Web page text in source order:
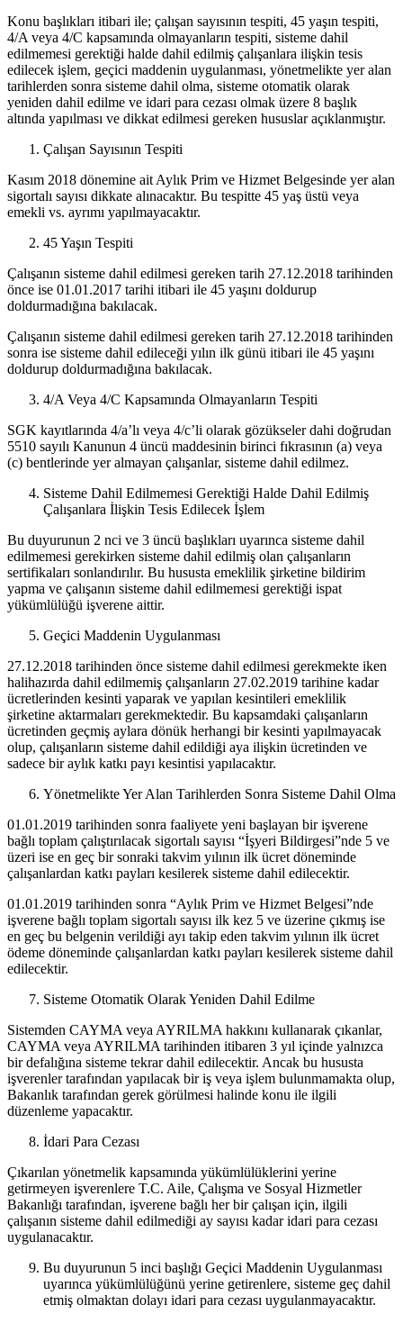
Konu başlıkları itibari ile; çalışan sayısının tespiti, 45 yaşın tespiti,
4/A veya 4/C kapsamında olmayanların tespiti, sisteme dahil
edilmemesi gerektiği halde dahil edilmiş çalışanlara ilişkin tesis
edilecek işlem, geçici maddenin uygulanması, yönetmelikte yer alan
tarihlerden sonra sisteme dahil olma, sisteme otomatik olarak
yeniden dahil edilme ve idari para cezası olmak üzere 8 başlık
altında yapılması ve dikkat edilmesi gereken hususlar açıklanmıştır.
Çalışan Sayısının Tespiti
Kasım 2018 dönemine ait Aylık Prim ve Hizmet Belgesinde yer alan
sigortalı sayısı dikkate alınacaktır. Bu tespitte 45 yaş üstü veya
emekli vs. ayrımı yapılmayacaktır.
45 Yaşın Tespiti
Çalışanın sisteme dahil edilmesi gereken tarih 27.12.2018 tarihinden
önce ise 01.01.2017 tarihi itibari ile 45 yaşını doldurup
doldurmadığına bakılacak.
Çalışanın sisteme dahil edilmesi gereken tarih 27.12.2018 tarihinden
sonra ise sisteme dahil edileceği yılın ilk günü itibari ile 45 yaşını
doldurup doldurmadığına bakılacak.
4/A Veya 4/C Kapsamında Olmayanların Tespiti
SGK kayıtlarında 4/a’lı veya 4/c’li olarak gözükseler dahi doğrudan
5510 sayılı Kanunun 4 üncü maddesinin birinci fıkrasının (a) veya
(c) bentlerinde yer almayan çalışanlar, sisteme dahil edilmez.
Sisteme Dahil Edilmemesi Gerektiği Halde Dahil Edilmiş
Çalışanlara İlişkin Tesis Edilecek İşlem
Bu duyurunun 2 nci ve 3 üncü başlıkları uyarınca sisteme dahil
edilmemesi gerekirken sisteme dahil edilmiş olan çalışanların
sertifikaları sonlandırılır. Bu hususta emeklilik şirketine bildirim
yapma ve çalışanın sisteme dahil edilmemesi gerektiği ispat
yükümlülüğü işverene aittir.
Geçici Maddenin Uygulanması
27.12.2018 tarihinden önce sisteme dahil edilmesi gerekmekte iken
halihazırda dahil edilmemiş çalışanların 27.02.2019 tarihine kadar
ücretlerinden kesinti yaparak ve yapılan kesintileri emeklilik
şirketine aktarmaları gerekmektedir. Bu kapsamdaki çalışanların
ücretinden geçmiş aylara dönük herhangi bir kesinti yapılmayacak
olup, çalışanların sisteme dahil edildiği aya ilişkin ücretinden ve
sadece bir aylık katkı payı kesintisi yapılacaktır.
Yönetmelikte Yer Alan Tarihlerden Sonra Sisteme Dahil Olma
01.01.2019 tarihinden sonra faaliyete yeni başlayan bir işverene
bağlı toplam çalıştırılacak sigortalı sayısı “İşyeri Bildirgesi”nde 5 ve
üzeri ise en geç bir sonraki takvim yılının ilk ücret döneminde
çalışanlardan katkı payları kesilerek sisteme dahil edilecektir.
01.01.2019 tarihinden sonra “Aylık Prim ve Hizmet Belgesi”nde
işverene bağlı toplam sigortalı sayısı ilk kez 5 ve üzerine çıkmış ise
en geç bu belgenin verildiği ayı takip eden takvim yılının ilk ücret
ödeme döneminde çalışanlardan katkı payları kesilerek sisteme dahil
edilecektir.
Sisteme Otomatik Olarak Yeniden Dahil Edilme
Sistemden CAYMA veya AYRILMA hakkını kullanarak çıkanlar,
CAYMA veya AYRILMA tarihinden itibaren 3 yıl içinde yalnızca
bir defalığına sisteme tekrar dahil edilecektir. Ancak bu hususta
işverenler tarafından yapılacak bir iş veya işlem bulunmamakta olup,
Bakanlık tarafından gerek görülmesi halinde konu ile ilgili
düzenleme yapacaktır.
İdari Para Cezası
Çıkarılan yönetmelik kapsamında yükümlülüklerini yerine
getirmeyen işverenlere T.C. Aile, Çalışma ve Sosyal Hizmetler
Bakanlığı tarafından, işverene bağlı her bir çalışan için, ilgili
çalışanın sisteme dahil edilmediği ay sayısı kadar idari para cezası
uygulanacaktır.
Bu duyurunun 5 inci başlığı Geçici Maddenin Uygulanması
uyarınca yükümlülüğünü yerine getirenlere, sisteme geç dahil
etmiş olmaktan dolayı idari para cezası uygulanmayacaktır.